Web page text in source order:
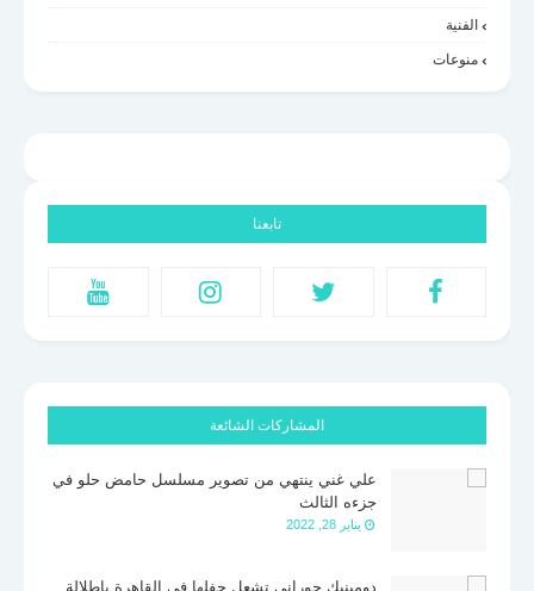
الفنية
منوعات
تابعنا
المشاركات الشائعة
علي غني ينتهي من تصوير مسلسل حامض حلو في
جزءه الثالث
يناير 28, 2022
دومينيك حوراني تشعل حفلها فى القاهرة بإطلالة